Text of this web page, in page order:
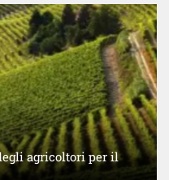
agricoltori per il